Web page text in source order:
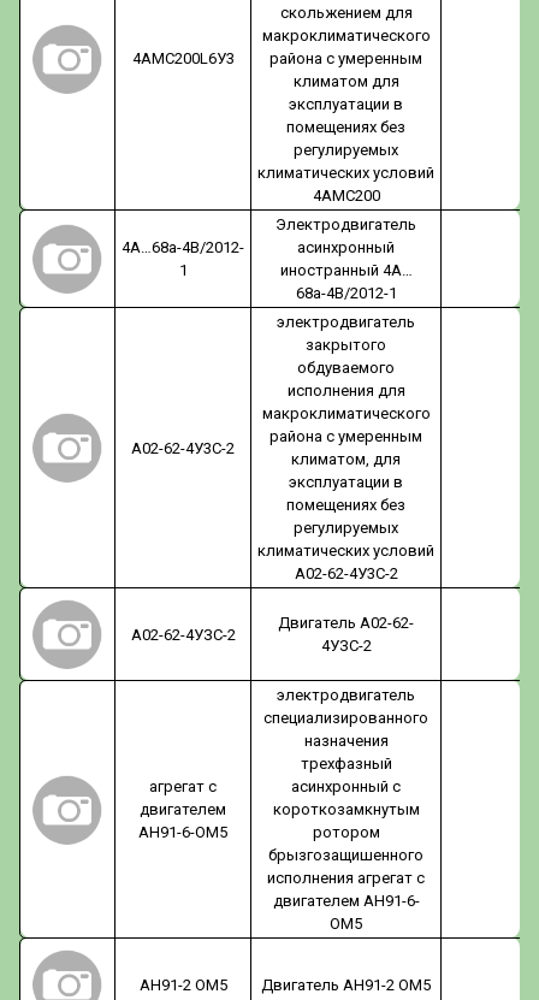
4АМС200L6У3
скольжением для
макроклиматического
района с умеренным
климатом для
эксплуатации в
помещениях без
регулируемых
климатических условий
4АМС200
4А…68а-4В/2012-
1
Электродвигатель
асинхронный
иностранный 4А…
68а-4В/2012-1
А02-62-4У3С-2
электродвигатель
закрытого
обдуваемого
исполнения для
макроклиматического
района с умеренным
климатом, для
эксплуатации в
помещениях без
регулируемых
климатических условий
А02-62-4У3С-2
А02-62-4УЗС-2
Двигатель А02-62-
4УЗС-2
агрегат с
двигателем
АН91-6-ОМ5
электродвигатель
специализированного
назначения
трехфазный
асинхронный с
короткозамкнутым
ротором
брызгозащишенного
исполнения агрегат с
двигателем АН91-6-
ОМ5
АН91-2 ОМ5 Двигатель АН91-2 ОМ5